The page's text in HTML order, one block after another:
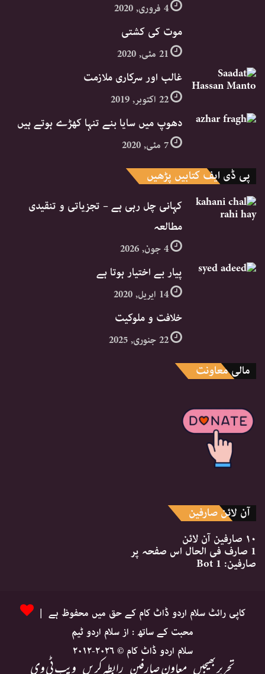
4 فروری, 2020
موت کی کشتی
21 مئی, 2020
غالب اور سرکاری ملازمت
22 اکتوبر, 2019
دھوپ میں سایا بنے تنہا کھڑے ہوتے ہیں
7 مئی, 2020
پی ڈی ایف کتابیں پڑھیں
کہانی چل رہی ہے – تجزیاتی و تنقیدی
مطالعہ
4 جون, 2026
پیار بے اختیار ہوتا ہے
14 اپریل, 2020
خلافت و ملوکیت
22 جنوری, 2025
مالی معاونت
آن لائن صارفین
۱۰ صارفین
آن لائن
1 صارف فی الحال اس صفحہ پر
صارفین: 1 Bot
کاپی رائٹ سلام اردو ڈاٹ کام کے حق میں محفوظ ہے |
محبت کے ساتھ : از سلام اردو ٹیم
سلام اردو ڈاٹ کام © ۲۰۲۶-۲۰۱۲